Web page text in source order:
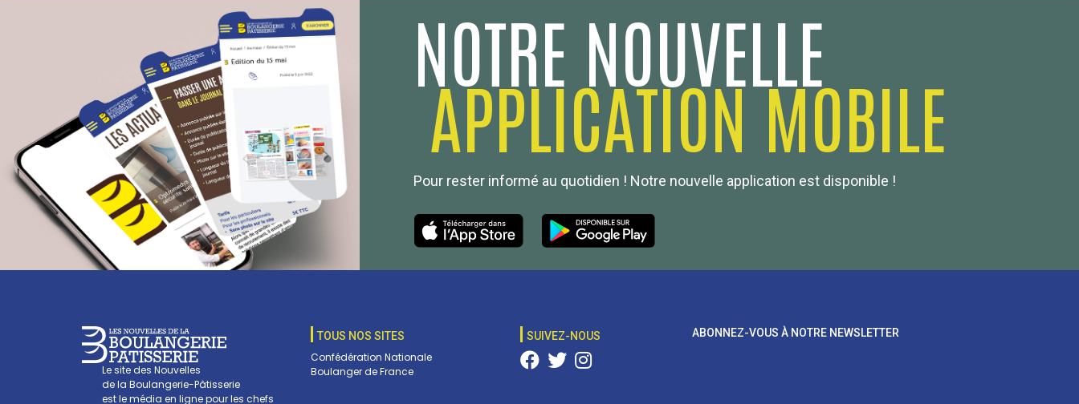
NOTRE NOUVELLE
APPLICATION MOBILE
Pour rester informé au quotidien ! Notre nouvelle application est disponible !
Le site des Nouvelles
de la Boulangerie-Pâtisserie
est le média en ligne pour les chefs
TOUS NOS SITES
Confédération Nationale
Boulanger de France
SUIVEZ-NOUS ABONNEZ-VOUS À NOTRE NEWSLETTER